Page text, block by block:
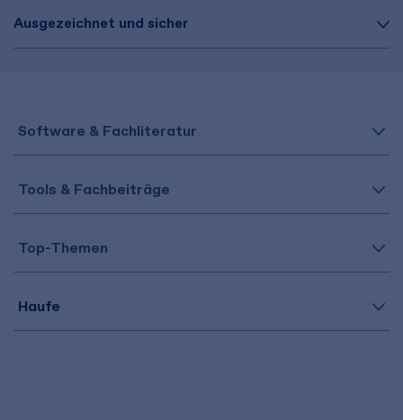
Ausgezeichnet und sicher
Software & Fachliteratur
Tools & Fachbeiträge
Top-Themen
Haufe